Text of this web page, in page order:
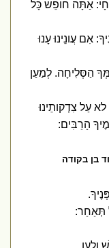
אַתָּה חופֵשׂ כָּל
עֲונֵינוּ עָנוּ
הַסְּלִיחָה. לְמַעַן
עַל צִדְקותֵינוּ
הָרַבִּים:
בקודה